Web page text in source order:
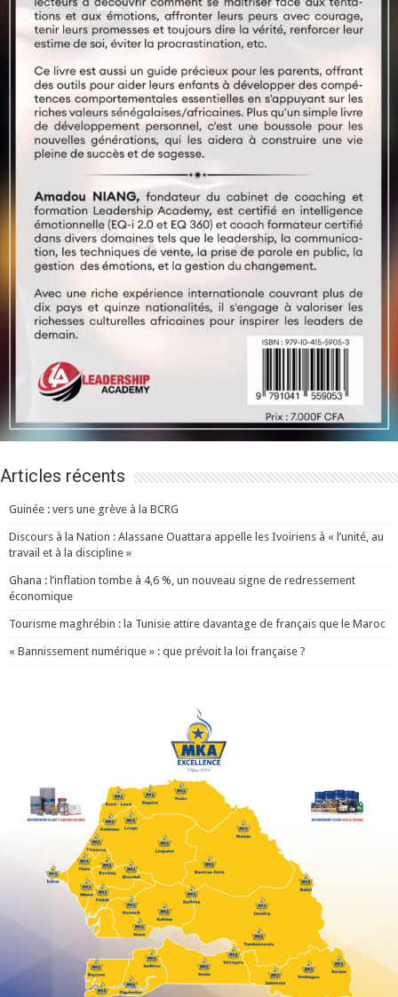
Articles récents
Guinée : vers une grève à la BCRG
Discours à la Nation : Alassane Ouattara appelle les Ivoiriens à « l’unité, au
travail et à la discipline »
Ghana : l’inflation tombe à 4,6 %, un nouveau signe de redressement
économique
Tourisme maghrébin : la Tunisie attire davantage de français que le Maroc
« Bannissement numérique » : que prévoit la loi française ?